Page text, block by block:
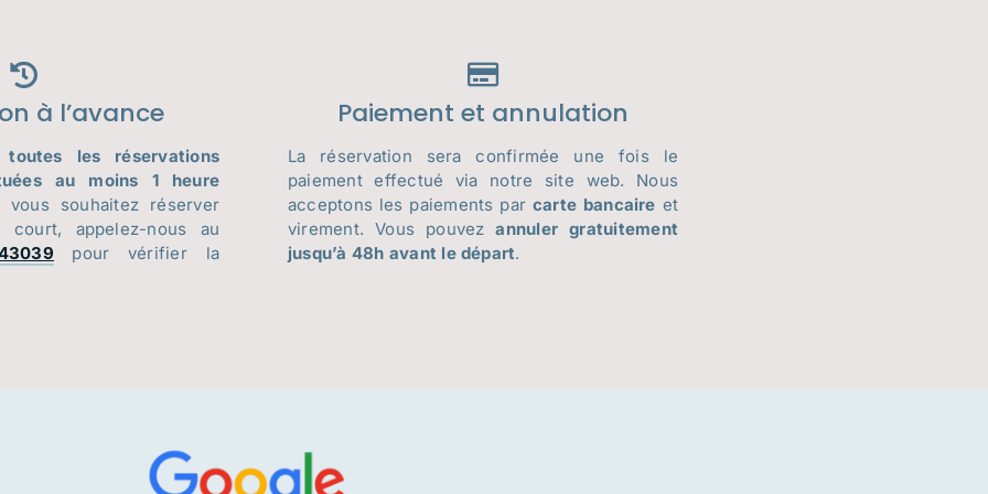
à l’avance
toutes les réservations
au moins 1 heure
souhaitez réserver
appelez-nous au
pour vérifier la
Paiement et annulation
La réservation sera confirmée une fois le
paiement effectué via notre site web. Nous
acceptons les paiements par carte bancaire et
virement. Vous pouvezannuler gratuitement
jusqu’à 48h avant le départ.